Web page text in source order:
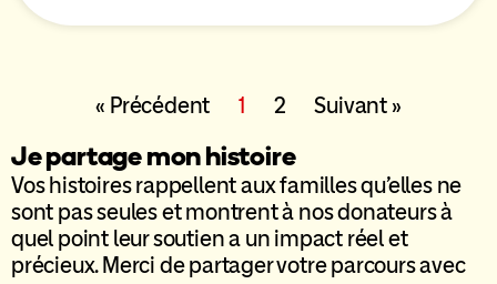
« Précédent 1 2 Suivant »
Je partage mon histoire
Vos histoires rappellent aux familles qu’elles ne
sont pas seules et montrent à nos donateurs à
quel point leur soutien a un impact réel et
précieux. Merci de partager votre parcours avec